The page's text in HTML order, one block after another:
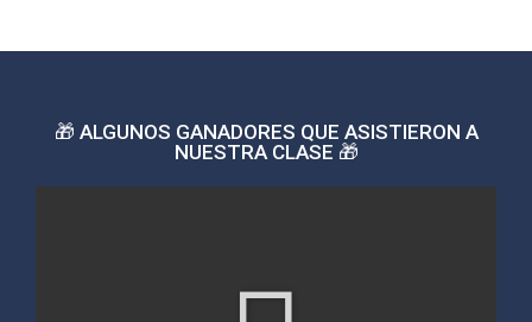
🎁 ALGUNOS GANADORES QUE ASISTIERON A
NUESTRA CLASE 🎁